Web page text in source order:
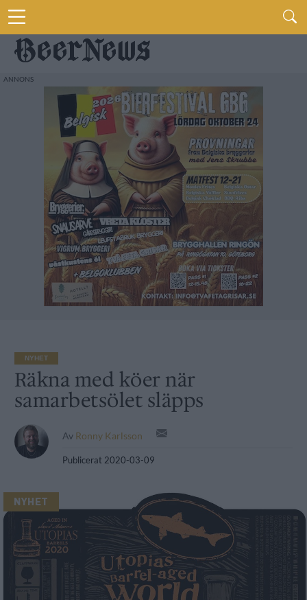
NYHET
Räkna med köer när
samarbetsölet släpps
Av Ronny Karlsson
Publicerat 2020-03-09
NYHET